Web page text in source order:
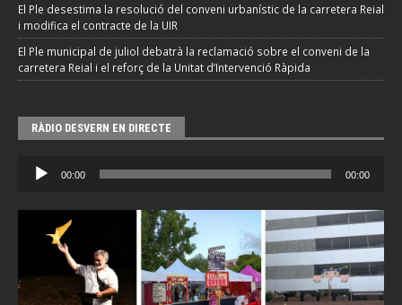
El Ple desestima la resolució del conveni urbanístic de la carretera Reial
i modifica el contracte de la UIR
El Ple municipal de juliol debatrà la reclamació sobre el conveni de la
carretera Reial i el reforç de la Unitat d’Intervenció Ràpida
RÀDIO DESVERN EN DIRECTE
Reproductor
d'àudio
00:00 00:00